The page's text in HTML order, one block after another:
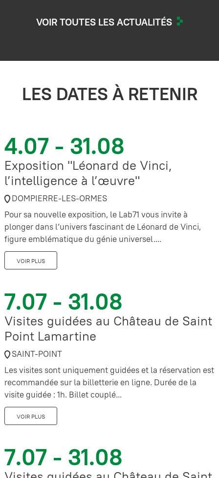
VOIR TOUTES LES ACTUALITÉS
LES DATES À RETENIR
4.07 - 31.08
Exposition "Léonard de Vinci,
l’intelligence à l’œuvre"
DOMPIERRE-LES-ORMES
Pour sa nouvelle exposition, le Lab71 vous invite à
plonger dans l’univers fascinant de Léonard de Vinci,
figure emblématique du génie universel....
VOIR PLUS
7.07 - 31.08
Visites guidées au Château de Saint
Point Lamartine
SAINT-POINT
Les visites sont uniquement guidées et la réservation est
recommandée sur la billetterie en ligne. Durée de la
visite guidée : 1h. Billet couplé...
VOIR PLUS
7.07 - 31.08